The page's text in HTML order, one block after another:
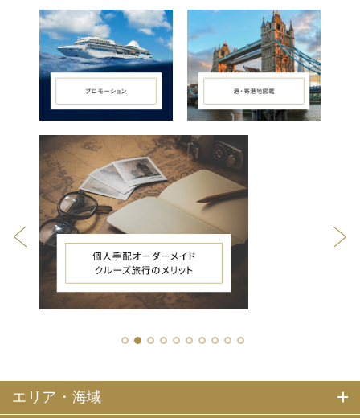
1 2 3 4 5 6 7 8 9 10
エリア・海域